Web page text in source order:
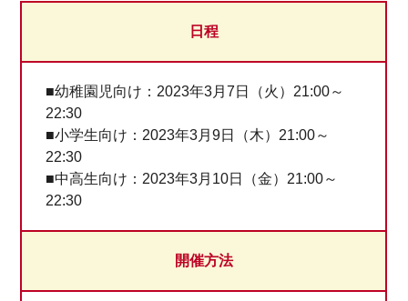
日程
■幼稚園児向け：2023年3月7日（火）21:00～
22:30
■小学生向け：2023年3月9日（木）21:00～
22:30
■中高生向け：2023年3月10日（金）21:00～
22:30
開催方法